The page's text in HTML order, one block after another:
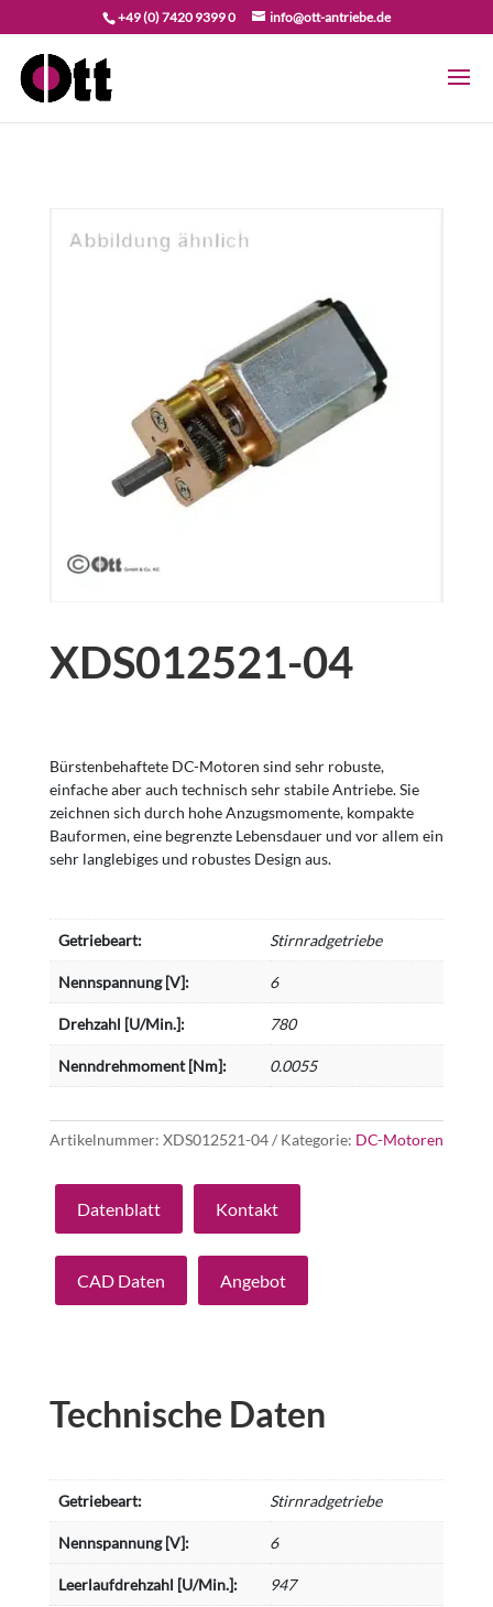
+49 (0) 7420 9399 0 info@ott-antriebe.de
XDS012521-04
Bürstenbehaftete DC-Motoren sind sehr robuste,
einfache aber auch technisch sehr stabile Antriebe. Sie
zeichnen sich durch hohe Anzugsmomente, kompakte
Bauformen, eine begrenzte Lebensdauer und vor allem ein
sehr langlebiges und robustes Design aus.
Getriebeart: Stirnradgetriebe
Nennspannung [V]: 6
Drehzahl [U/Min.]: 780
Nenndrehmoment [Nm]: 0.0055
Artikelnummer: XDS012521-04 Kategorie: DC-Motoren
Datenblatt Kontakt
CAD Daten Angebot
Technische Daten
Getriebeart: Stirnradgetriebe
Nennspannung [V]: 6
Leerlaufdrehzahl [U/Min.]: 947